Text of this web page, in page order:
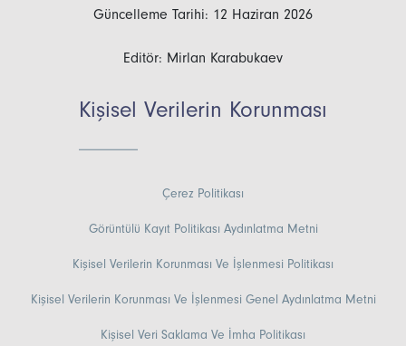
Güncelleme Tarihi: 12 Haziran 2026
Editör: Mirlan Karabukaev
Kişisel Verilerin Korunması
Çerez Politikası
Görüntülü Kayıt Politikası Aydınlatma Metni
Kişisel Verilerin Korunması Ve İşlenmesi Politikası
Kişisel Verilerin Korunması Ve İşlenmesi Genel Aydınlatma Metni
Kişisel Veri Saklama Ve İmha Politikası